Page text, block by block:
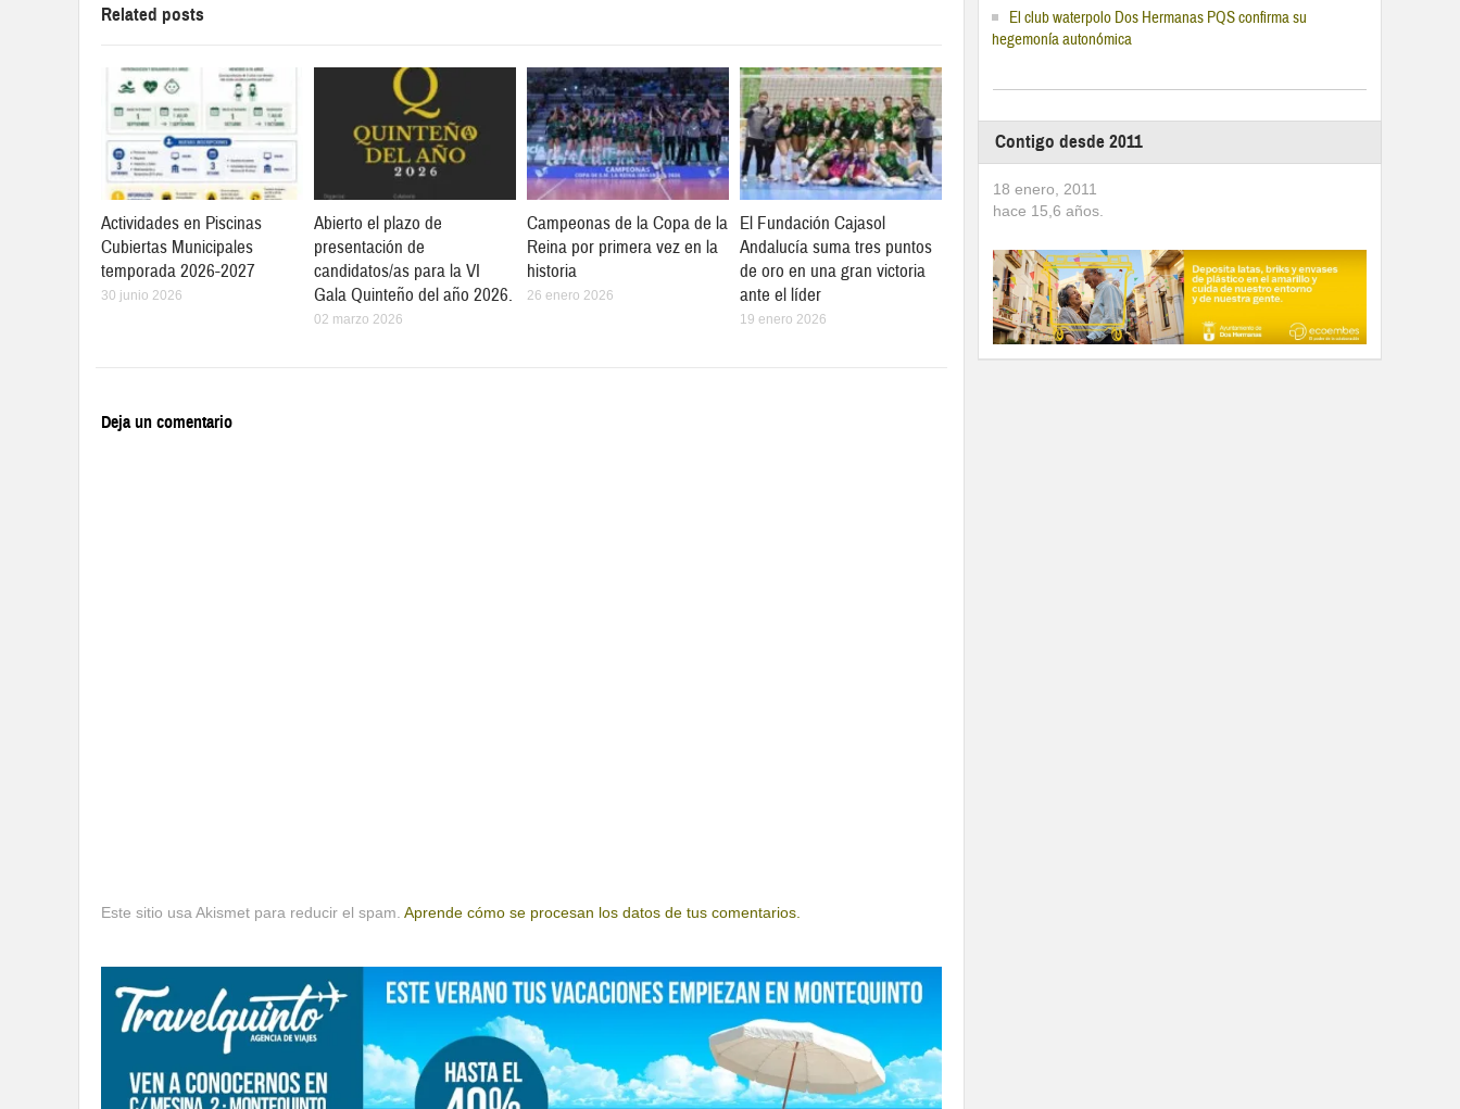
Related posts
Actividades en Piscinas
Cubiertas Municipales
temporada 2026-2027
30 junio 2026
Abierto el plazo de
presentación de
candidatos/as para la VI
Gala Quinteño del año 2026.
02 marzo 2026
Campeonas de la Copa de la
Reina por primera vez en la
historia
26 enero 2026
El Fundación Cajasol
Andalucía suma tres puntos
de oro en una gran victoria
ante el líder
19 enero 2026
Deja un comentario
Este sitio usa Akismet para reducir el spam. Aprende cómo se procesan los datos de tus comentarios.
El club waterpolo Dos Hermanas PQS confirma su
hegemonía autonómica
Contigo desde 2011
18 enero, 2011
hace 15,6 años.